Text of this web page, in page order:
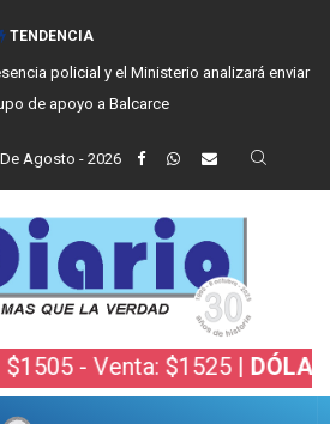
TENDENCIA
policial y el Ministerio analizará enviar
de apoyo a Balcarce
Agosto - 2026
$1525 | DÓLAR BOLSA: